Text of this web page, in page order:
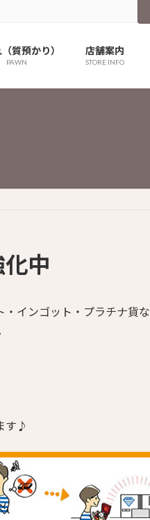
質預かり）
PAWN
店舗案内
STORE INFO
中
インゴット・プラチナ貨な
す♪